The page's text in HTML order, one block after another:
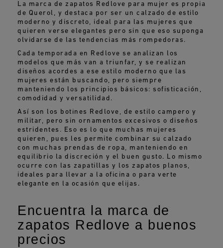
La marca de zapatos Redlove para mujer es propia
de Querol, y destaca por ser un calzado de estilo
moderno y discreto, ideal para las mujeres que
quieren verse elegantes pero sin que eso suponga
olvidarse de las tendencias más rompedoras.
Cada temporada en Redlove se analizan los
modelos que más van a triunfar, y se realizan
diseños acordes a ese estilo moderno que las
mujeres están buscando, pero siempre
manteniendo los principios básicos: sofisticación,
comodidad y versatilidad.
Así son los botines Redlove, de estilo campero y
militar, pero sin ornamentos excesivos o diseños
estridentes. Eso es lo que muchas mujeres
quieren, pues les permite combinar su calzado
con muchas prendas de ropa, manteniendo en
equilibrio la discreción y el buen gusto. Lo mismo
ocurre con las zapatillas y los zapatos planos,
ideales para llevar a la oficina o para verte
elegante en la ocasión que elijas.
Encuentra la marca de
zapatos Redlove a buenos
precios